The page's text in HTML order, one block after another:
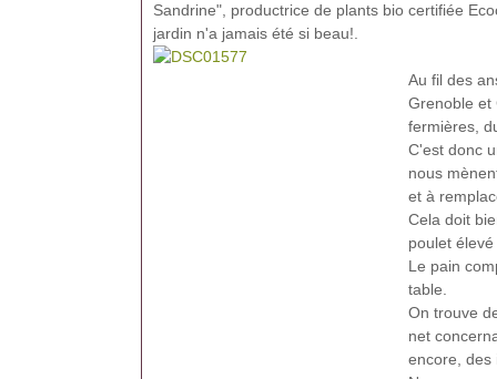
Sandrine", productrice de plants bio certifiée
jardin n'a jamais été si beau!.
Au fil des
Grenoble et
fermières,
C'est donc
nous
et à
Cela doit
poulet
Le pain
table.
On trouve
net
encore, des